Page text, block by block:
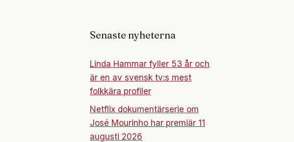
Senaste nyheterna
Linda Hammar fyller 53 år och
är en av svensk tv:s mest
folkkära profiler
Netflix dokumentärserie om
José Mourinho har premiär 11
augusti 2026